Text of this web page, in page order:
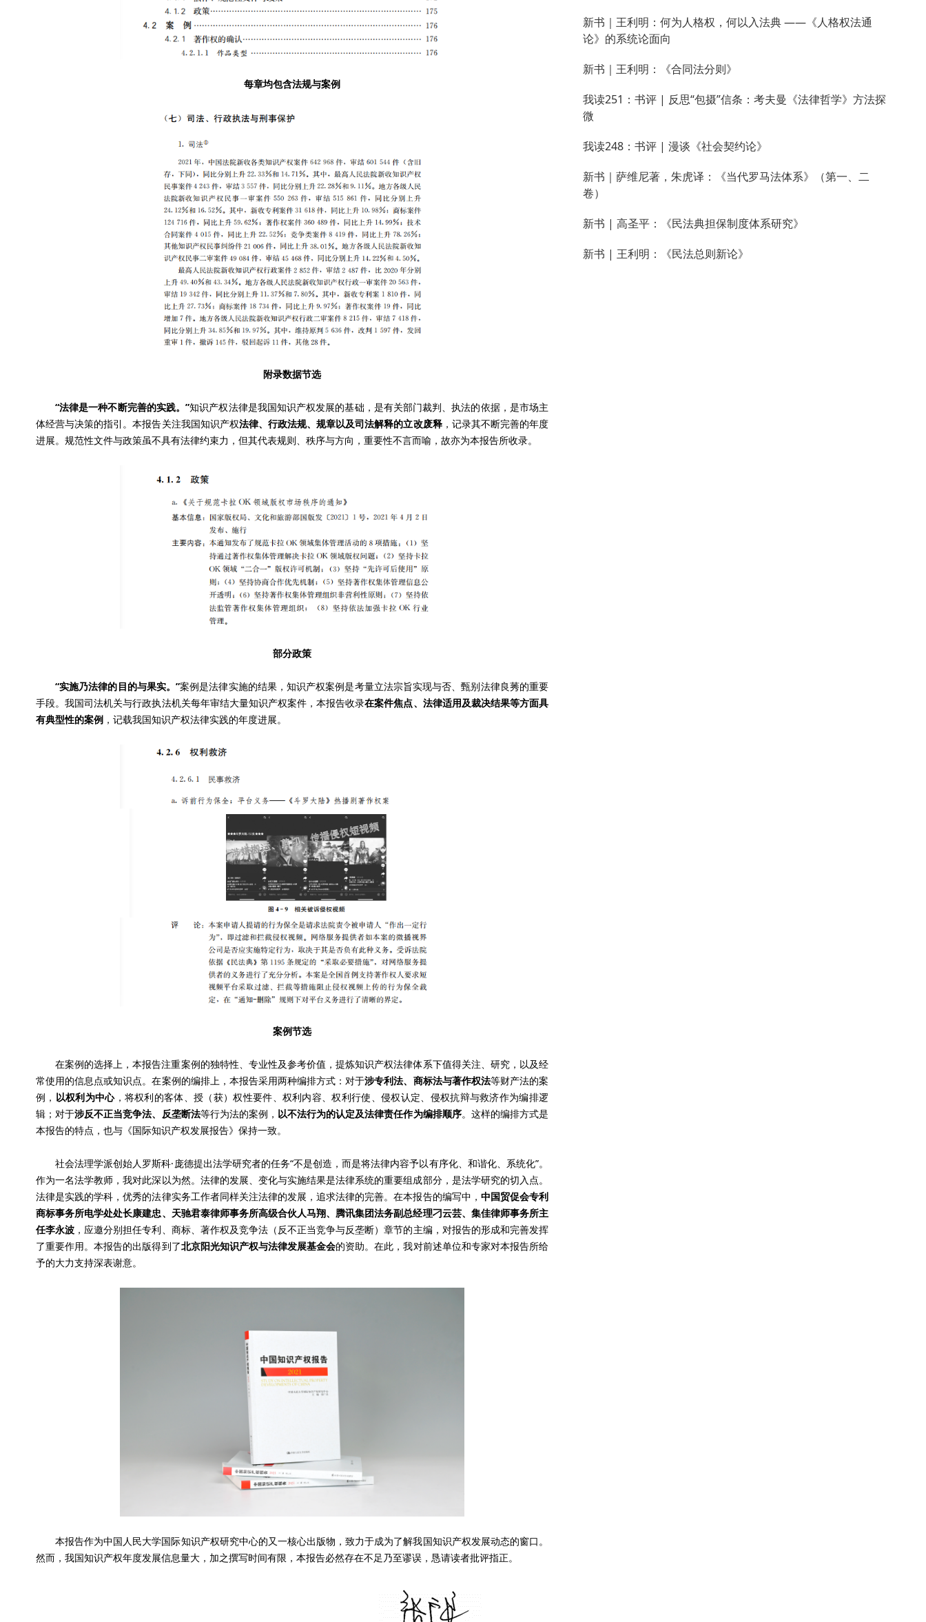
每章均包含法规与案例
附录数据节选
“法律是一种不断完善的实践。”知识产权法律是我国知识产权发展的基础，是有关部门裁判、执法的依据，是市场主
体经营与决策的指引。本报告关注我国知识产权法律、行政法规、规章以及司法解释的立改废释，记录其不断完善的年度
进展。规范性文件与政策虽不具有法律约束力，但其代表规则、秩序与方向，重要性不言而喻，故亦为本报告所收录。
部分政策
“实施乃法律的目的与果实。”案例是法律实施的结果，知识产权案例是考量立法宗旨实现与否、甄别法律良莠的重要
手段。我国司法机关与行政执法机关每年审结大量知识产权案件，本报告收录在案件焦点、法律适用及裁决结果等方面具
有典型性的案例 ，记载我国知识产权法律实践的年度进展。
案例节选
在案例的选择上，本报告注重案例的独特性、专业性及参考价值，提炼知识产权法律体系下值得关注、研究，以及经
常使用的信息点或知识点。在案例的编排上，本报告采用两种编排方式：对于涉专利法、商标法与著作权法等财产法的案
例， 以权利为中心，将权利的客体、授（获）权性要件、权利内容、权利行使、侵权认定、侵权抗辩与救济作为编排逻
辑；对于涉反不正当竞争法、反垄断法等行为法的案例， 以不法行为的认定及法律责任作为编排顺序。这样的编排方式是
本报告的特点，也与《国际知识产权发展报告》保持一致。
社会法理学派创始人罗斯科·庞德提出法学研究者的任务“不是创造，而是将法律内容予以有序化、和谐化、系统化”。
作为一名法学教师，我对此深以为然。法律的发展、变化与实施结果是法律系统的重要组成部分，是法学研究的切入点。
法律是实践的学科，优秀的法律实务工作者同样关注法律的发展，追求法律的完善。在本报告的编写中， 中国贸促会专利
商标事务所电学处处长康建忠、天驰君泰律师事务所高级合伙人马翔、腾讯集团法务副总经理刁云芸、集佳律师事务所主
任李永波 ，应邀分别担任专利、商标、著作权及竞争法（反不正当竞争与反垄断）章节的主编，对报告的形成和完善发挥
了重要作用。本报告的出版得到了北京阳光知识产权与法律发展基金会的资助。在此，我对前述单位和专家对本报告所给
予的大力支持深表谢意。
本报告作为中国人民大学国际知识产权研究中心的又一核心出版物，致力于成为了解我国知识产权发展动态的窗口。
然而，我国知识产权年度发展信息量大，加之撰写时间有限，本报告必然存在不足乃至谬误，恳请读者批评指正。
新书｜王利明：何为人格权，何以入法典 ——《人格权法通
论》的系统论面向
新书｜王利明：《合同法分则》
我读251：书评 | 反思“包摄”信条：考夫曼《法律哲学》方法探
微
我读248：书评 | 漫谈《社会契约论》
新书｜萨维尼著，朱虎译：《当代罗马法体系》（第一、二
卷）
新书 | 高圣平：《民法典担保制度体系研究》
新书 | 王利明：《民法总则新论》